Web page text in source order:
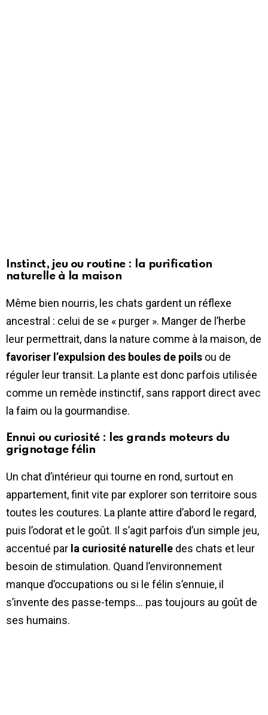
Instinct, jeu ou routine : la purification
naturelle à la maison
Même bien nourris, les chats gardent un réflexe
ancestral : celui de se « purger ». Manger de l’herbe
leur permettrait, dans la nature comme à la maison, de
favoriser l’expulsion des boules de poils ou de
réguler leur transit. La plante est donc parfois utilisée
comme un remède instinctif, sans rapport direct avec
la faim ou la gourmandise.
Ennui ou curiosité : les grands moteurs du
grignotage félin
Un chat d’intérieur qui tourne en rond, surtout en
appartement, finit vite par explorer son territoire sous
toutes les coutures. La plante attire d’abord le regard,
puis l’odorat et le goût. Il s’agit parfois d’un simple jeu,
accentué par la curiosité naturelle des chats et leur
besoin de stimulation. Quand l’environnement
manque d’occupations ou si le félin s’ennuie, il
s’invente des passe-temps… pas toujours au goût de
ses humains.